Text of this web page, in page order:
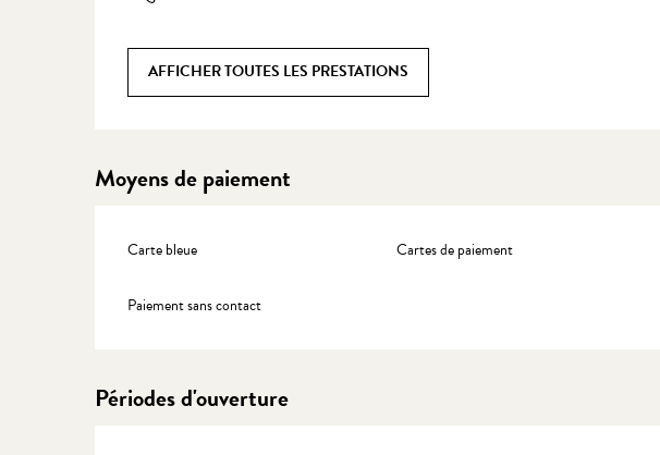
AFFICHER TOUTES LES PRESTATIONS
Moyens de paiement
Carte bleue Cartes de paiement
Paiement sans contact
Périodes d'ouverture